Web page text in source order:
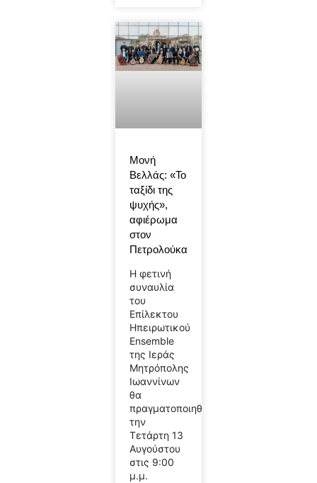
Μονή
Βελλάς: «Το
ταξίδι της
ψυχής»,
αφιέρωμα
στον
Πετρολούκα
Η φετινή
συναυλία
του
Επίλεκτου
Ηπειρωτικού
Ensemble
της Ιεράς
Μητρόπολης
Ιωαννίνων
θα
πραγματοποιηθεί
την
Τετάρτη 13
Αυγούστου
στις 9:00
μ.μ.